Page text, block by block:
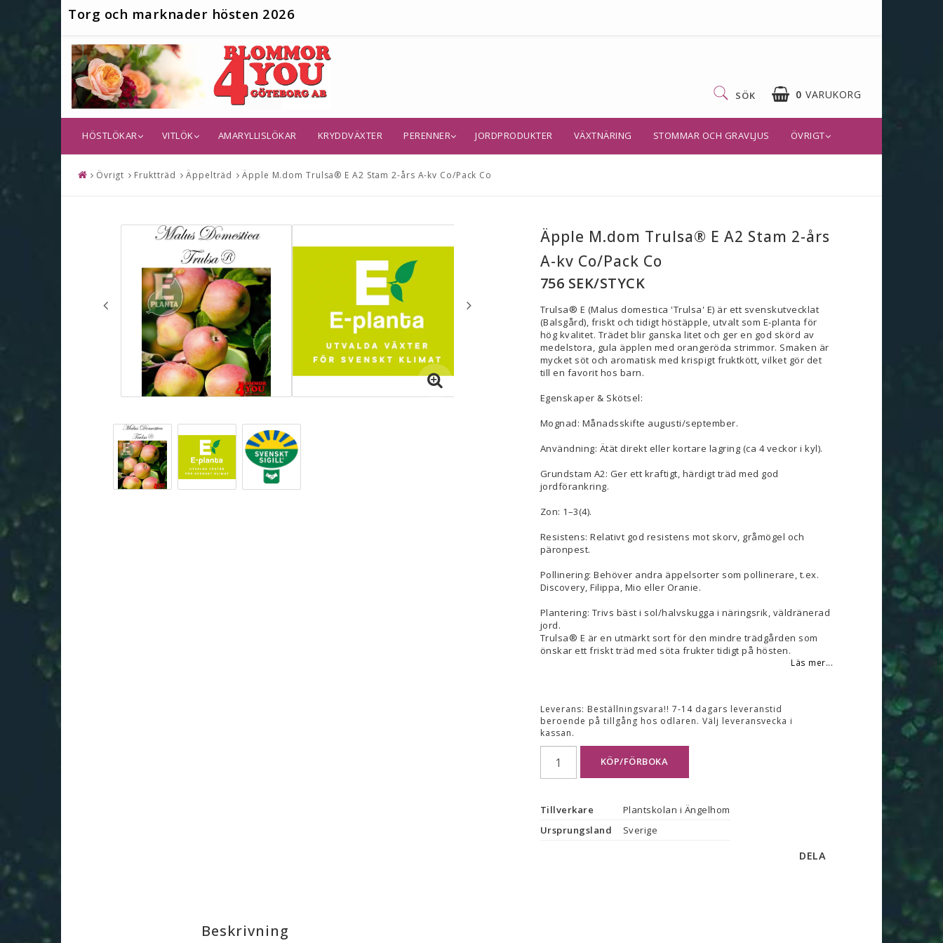
Torg och marknader hösten 2026
0 VARUKORG
SÖK
HÖSTLÖKAR VITLÖK AMARYLLISLÖKAR KRYDDVÄXTER PERENNER JORDPRODUKTER VÄXTNÄRING STOMMAR OCH GRAVLJUS ÖVRIGT
Övrigt Fruktträd Äppelträd Äpple M.dom Trulsa® E A2 Stam 2-års A-kv Co/Pack Co
Äpple M.dom Trulsa® E A2 Stam 2-års
A-kv Co/Pack Co
756 SEK/STYCK
Trulsa® E (Malus domestica 'Trulsa' E) är ett svenskutvecklat
(Balsgård), friskt och tidigt höstäpple, utvalt som E-planta för
hög kvalitet. Trädet blir ganska litet och ger en god skörd av
medelstora, gula äpplen med orangeröda strimmor. Smaken är
mycket söt och aromatisk med krispigt fruktkött, vilket gör det
till en favorit hos barn.
Egenskaper & Skötsel:
Mognad: Månadsskifte augusti/september.
Användning: Ätät direkt eller kortare lagring (ca 4 veckor i kyl).
Grundstam A2: Ger ett kraftigt, härdigt träd med god
jordförankring.
Zon: 1–3(4).
Resistens: Relativt god resistens mot skorv, gråmögel och
päronpest.
Pollinering: Behöver andra äppelsorter som pollinerare, t.ex.
Discovery, Filippa, Mio eller Oranie.
Plantering: Trivs bäst i sol/halvskugga i näringsrik, väldränerad
jord.
Trulsa® E är en utmärkt sort för den mindre trädgården som
önskar ett friskt träd med söta frukter tidigt på hösten.
Läs mer...
Leverans: Beställningsvara!! 7-14 dagars leveranstid
beroende på tillgång hos odlaren. Välj leveransvecka i
kassan.
KÖP/FÖRBOKA
Tillverkare
Plantskolan i Ängelhom
Ursprungsland
Sverige
DELA
Beskrivning